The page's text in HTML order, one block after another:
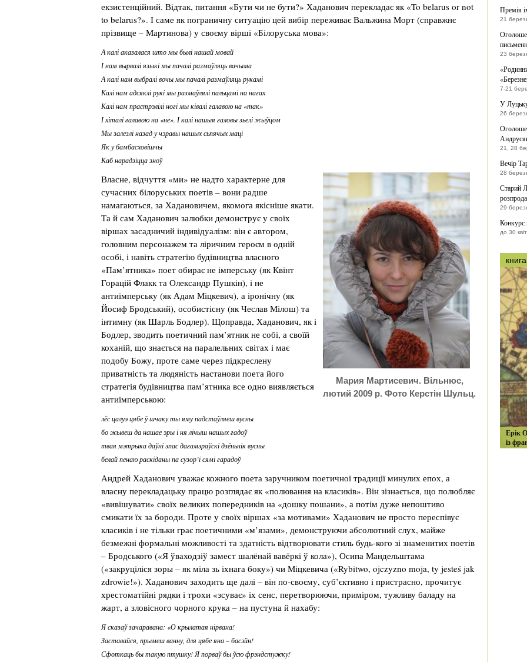
екзистенційний. Відтак, питання «Бути чи не бути?» Хаданович перекладає як «To belarus or not
to belarus?». І саме як пограничну ситуацію цей вибір переживає Вальжина Морт (справжнє
прізвище – Мартинова) у своєму вірші «Білоруська мова»:
А калі аказалася што мы былі нашай мовай
І нам вырвалі языкі мы пачалі размаўляць вачыма
А калі нам выбралі вочы мы пачалі размаўляць рукамі
Калі нам адсяклі рукі мы размаўлялі пальцамі на нагах
Калі нам прастрэлілі ногі мы ківалі галавою на «так»
І хіталі галавою на «не». І калі нашыя галовы зьелі жыўцом
Мы залезлі назад у чэравы нашых сьпячых маці
Як у бамбасховішчы
Каб нарадзіцца зноў
Мария Мартисевич. Вільнюс,
лютий 2009 р. Фото Керстін Шульц.
Власне, відчуття «ми» не надто характерне для
сучасних білоруських поетів – вони радше
намагаються, за Хадановичем, якомога якісніше якати.
Та й сам Хаданович залюбки демонструє у своїх
віршах засадничий індивідуалізм: він є автором,
головним персонажем та ліричним героєм в одній
особі, і навіть стратегію будівництва власного
«Пам’ятника» поет обирає не імперську (як Квінт
Горацій Флакк та Олександр Пушкін), і не
антиімперську (як Адам Міцкевич), а іронічну (як
Йосиф Бродський), особистісну (як Чеслав Мілош) та
інтимну (як Шарль Бодлер). Щоправда, Хаданович, як і
Бодлер, зводить поетичний пам’ятник не собі, а своїй
коханій, що знається на паралельних світах і має
подобу Божу, проте саме через підкреслену
приватність та людяність настанови поета його
стратегія будівництва пам’ятника все одно виявляється
антиімперською:
лёс цалуэ цябе ў шчаку ты яму падстаўляеш вусны
бо жывеш да нашае эры і ня лічыш нашых гадоў
твая мэтрыка даўні эпас дагамэраўскі дзёньнік вусны
белай пенаю раскіданы па сузор’і сямі гарадоў
Андрей Хаданович уважає кожного поета заручником поетичної традиції минулих епох, а
власну перекладацьку працю розглядає як «полювання на класиків». Він зізнається, що полюбляє
«вивішувати» своїх великих попередників на «дошку пошани», а потім дуже непоштиво
смикати їх за бороди. Проте у своїх віршах «за мотивами» Хаданович не просто переспівує
класиків і не тільки грає поетичними «м’язами», демонструючи абсолютний слух, майже
безмежні формальні можливості та здатність відтворювати стиль будь-кого зі знаменитих поетів
– Бродського («Я ўваходзіў замест шалёнай вавёркі ў кола»), Осипа Мандельштама
(«закруціліся зоры – як міла зь іхнага боку») чи Міцкевича («Rybitwo, ojczyzno moja, ty jesteś jak
zdrowie!»). Хаданович заходить ще далі – він по-своєму, суб’єктивно і пристрасно, прочитує
хрестоматійні рядки і трохи «зсуває» їх сенс, перетворюючи, приміром, тужливу баладу на
жарт, а зловісного чорного крука – на пустуна й нахабу:
Я сказаў зачаравана: «О крылатая нірвана!
Заставайся, прымеш ванну, для цябе яна – басэйн!
Сфоткаць бы такую птушку! Я порваў бы ўсю фрэндстужку!
Премія
21
23
7-21
У
26
21, 28
Вечір
28
Старий
29
до 30
Ерік
із